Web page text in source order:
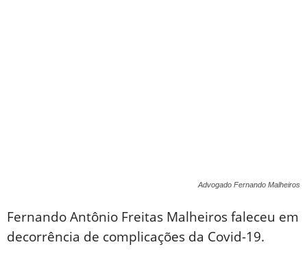
Advogado Fernando Malheiros
Fernando Antônio Freitas Malheiros faleceu em
decorrência de complicações da Covid-19.